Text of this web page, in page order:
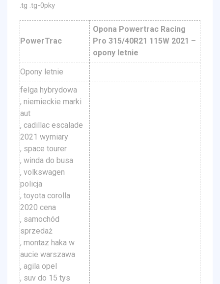
.tg .tg-0pky
PowerTrac
Opona Powertrac Racing
Pro 315/40R21 115W 2021 –
opony letnie
Opony letnie
felga hybrydowa
, niemieckie marki
aut
, cadillac escalade
2021 wymiary
, space tourer
, winda do busa
, volkswagen
policja
, toyota corolla
2020 cena
, samochód
sprzedaż
, montaz haka w
aucie warszawa
, agila opel
, suv do 15 tys